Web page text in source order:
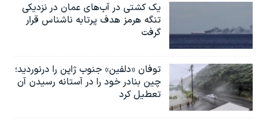
یک کشتی در آب‌های عمان در نزدیکی
تنگه هرمز هدف پرتابه ناشناس قرار
گرفت
توفان «دلفین» جنوب ژاپن را درنوردید؛
چین بنادر خود را در آستانه رسیدن آن
تعطیل کرد